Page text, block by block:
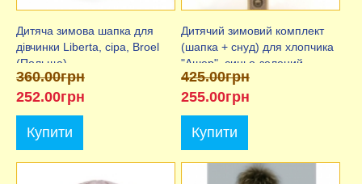
Дитяча зимова шапка для
дівчинки Liberta, сіра, Broel
(Польща)
360.00грн
252.00грн
Купити
Дитячий зимовий комплект
(шапка + снуд) для хлопчика
"Ашер", синьо-зелений,
DemboHouse (ДембоХаус)
425.00грн
255.00грн
Купити